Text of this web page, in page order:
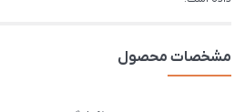
مشخصات محصول